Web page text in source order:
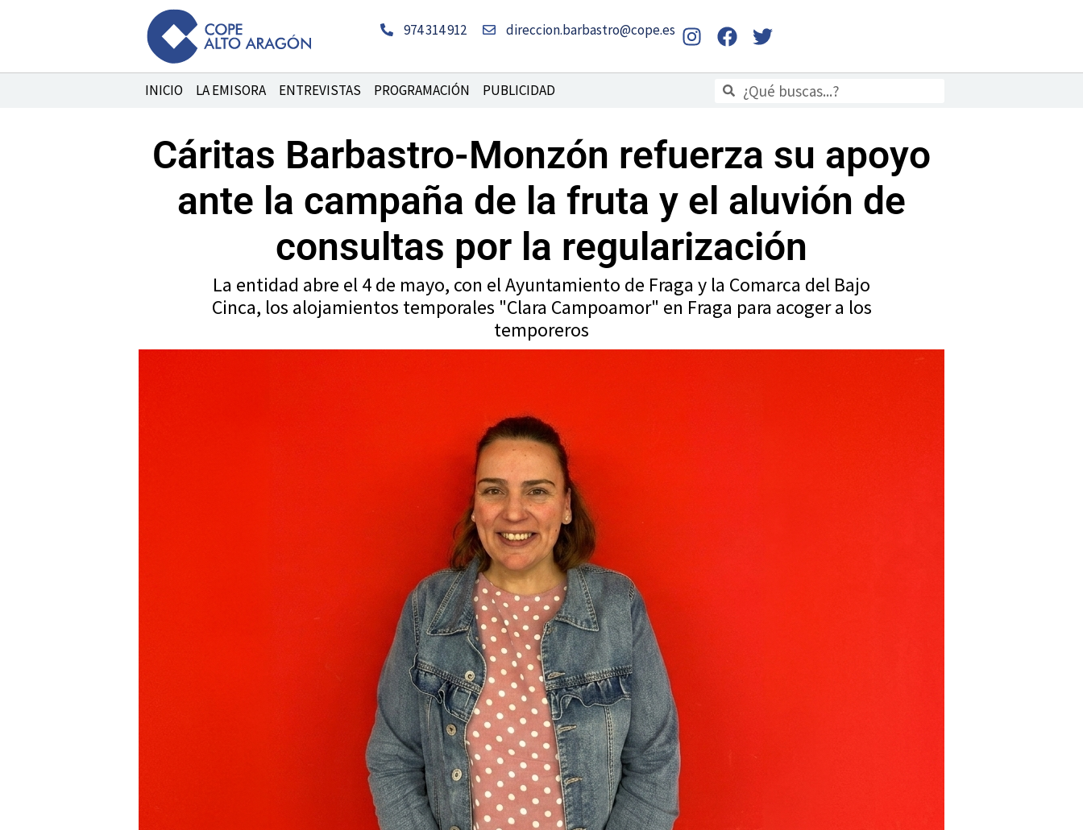
974 314 912 direccion.barbastro@cope.es
I
n
s
r
a
m
F
a
c
e
o
k
T
w
i
t
r
INICIO LA EMISORA ENTREVISTAS PROGRAMACIÓN PUBLICIDAD BuscarBuscar
Cáritas Barbastro-Monzón refuerza su apoyo
ante la campaña de la fruta y el aluvión de
consultas por la regularización
La entidad abre el 4 de mayo, con el Ayuntamiento de Fraga y la Comarca del Bajo
Cinca, los alojamientos temporales "Clara Campoamor" en Fraga para acoger a los
temporeros